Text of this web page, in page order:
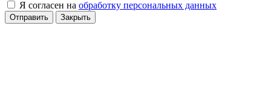
Я согласен на обработку персональных данных
Отправить Закрыть